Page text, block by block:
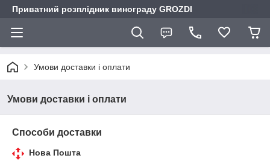
Приватний розплідник винограду GROZDI
Умови доставки і оплати
Умови доставки і оплати
Способи доставки
Нова Пошта